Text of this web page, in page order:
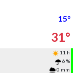
15°
31°
11 h
6 %
0 mm